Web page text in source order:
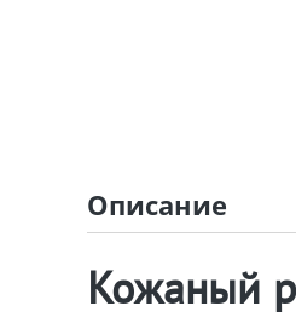
Описание
Кожаный